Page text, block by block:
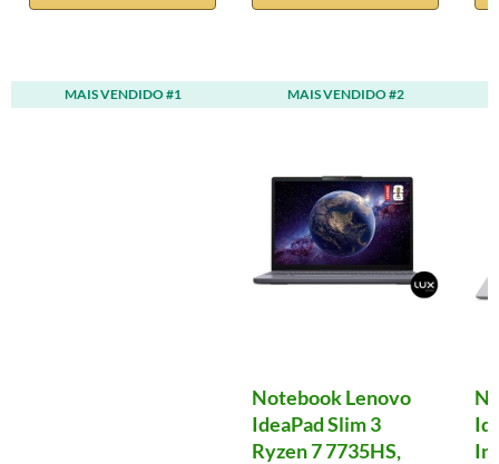
MAIS VENDIDO #1 MAIS VENDIDO #2
Notebook Lenovo
IdeaPad Slim 3
Ryzen 7 7735HS,